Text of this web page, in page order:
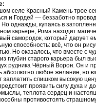
селе Красный Камень трое
и Гордей ― беззаботно
Но однажды, купаясь в
карьере, Рома находит
самородок, который дарует
способность: всё, что он
Но оказалось, что вместе с
глубин старого карьера был
рудника Чёрный Ворон. Он и
абсолютно любое желание, но
заплатить слишком высокую
проявить силу духа и
теплота сердец и
противостоять